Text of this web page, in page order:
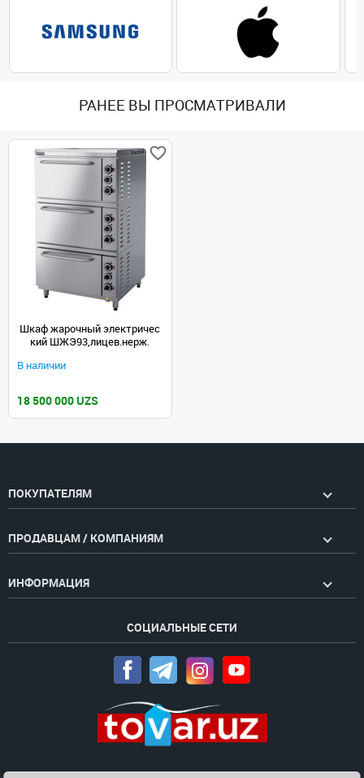
РАНЕЕ ВЫ ПРОСМАТРИВАЛИ
Шкаф жарочный электричес
кий ШЖЭ93,лицев.нерж.
В наличии
18 500 000 UZS
ПОКУПАТЕЛЯМ
ПРОДАВЦАМ / КОМПАНИЯМ
ИНФОРМАЦИЯ
СОЦИАЛЬНЫЕ СЕТИ